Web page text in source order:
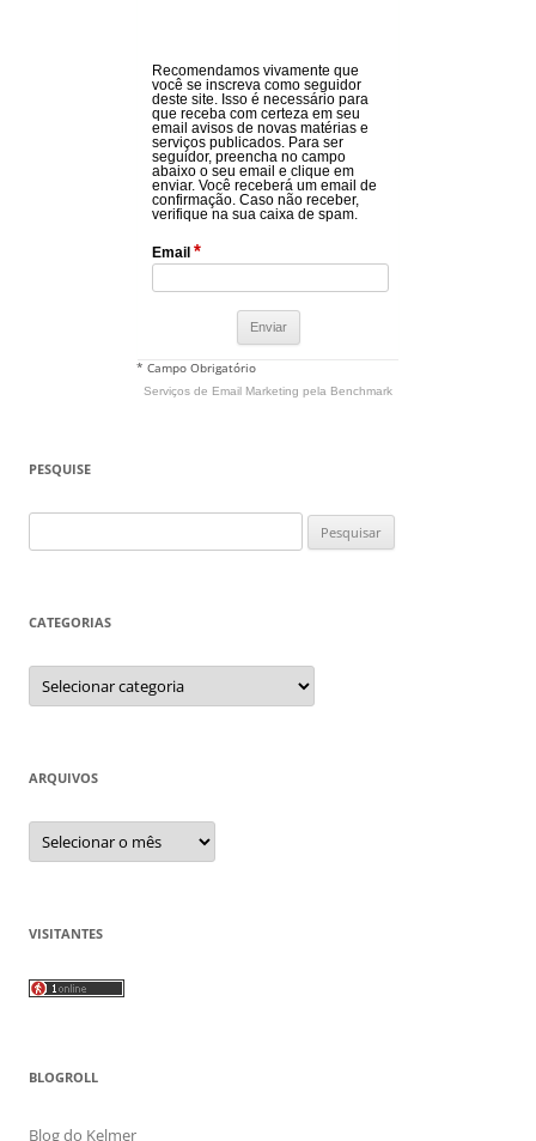
Recomendamos vivamente que
você se inscreva como seguidor
deste site. Isso é necessário para
que receba com certeza em seu
email avisos de novas matérias e
serviços publicados. Para ser
seguidor, preencha no campo
abaixo o seu email e clique em
enviar. Você receberá um email de
confirmação. Caso não receber,
verifique na sua caixa de spam.
Email *
* Campo Obrigatório
Serviços de Email Marketing pela Benchmark
PESQUISE
por:
CATEGORIAS
Categorias
ARQUIVOS
Arquivos
VISITANTES
BLOGROLL
Blog do Kelmer